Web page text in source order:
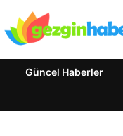
Güncel Haberler